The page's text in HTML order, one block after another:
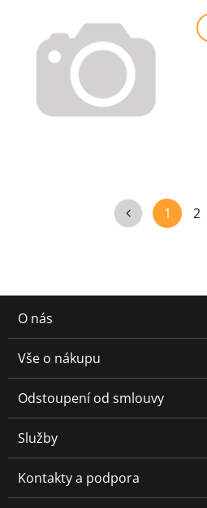
1 2
O nás
Vše o nákupu
Odstoupení od smlouvy
Služby
Kontakty a podpora